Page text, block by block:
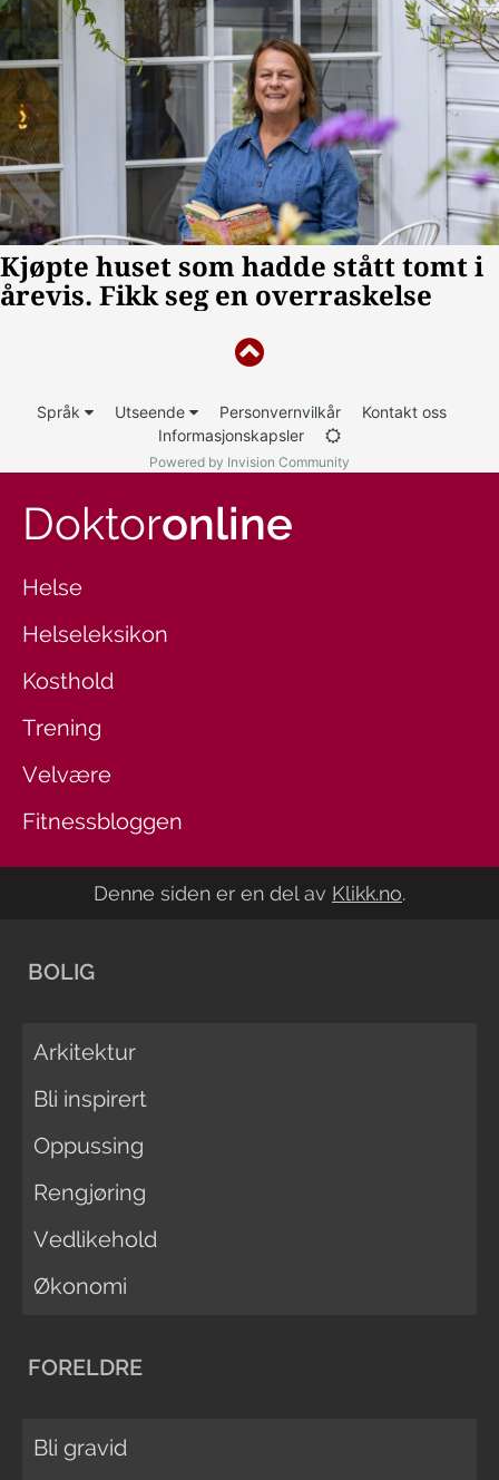
Språk Utseende Personvernvilkår
Kontakt oss
Informasjonskapsler
Powered by Invision Community
Doktoronline
Helse
Helseleksikon
Kosthold
Trening
Velvære
Fitnessbloggen
Denne siden er en del av Klikk.no.
BOLIG
Arkitektur
Bli inspirert
Oppussing
Rengjøring
Vedlikehold
Økonomi
FORELDRE
Bli gravid